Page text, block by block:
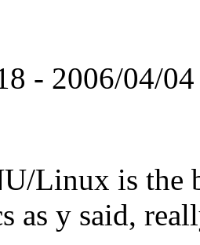
Linux is the
as y said,